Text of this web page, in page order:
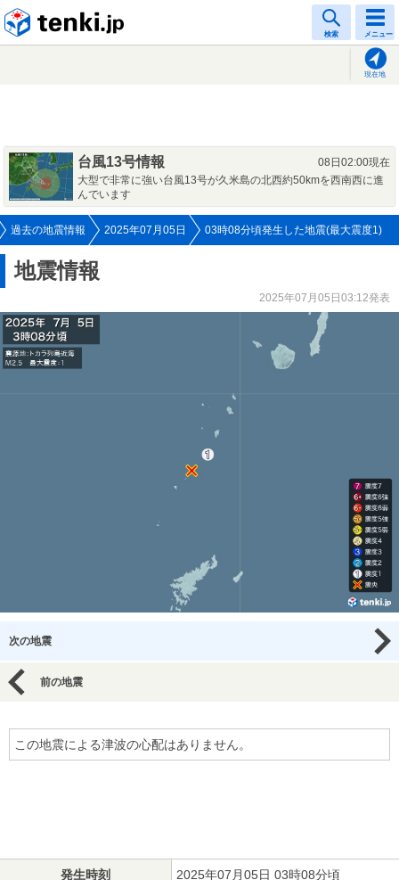
検索 メニュー
現在地
台風13号情報
08日02:00現在
大型で非常に強い台風13号が久米島の北西約50kmを西南西に進
んでいます
過去の地震情報 2025年07月05日 03時08分頃発生した地震(最大震度1)
地震情報
2025年07月05日03:12発表
次の地震
前の地震
この地震による津波の心配はありません。
発生時刻 2025年07月05日 03時08分頃